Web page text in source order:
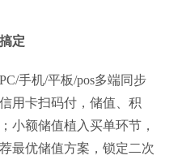
定
手机/平板/pos多端同步
用卡扫码付，储值、积
小额储值植入买单环节，
最优储值方案，锁定二次